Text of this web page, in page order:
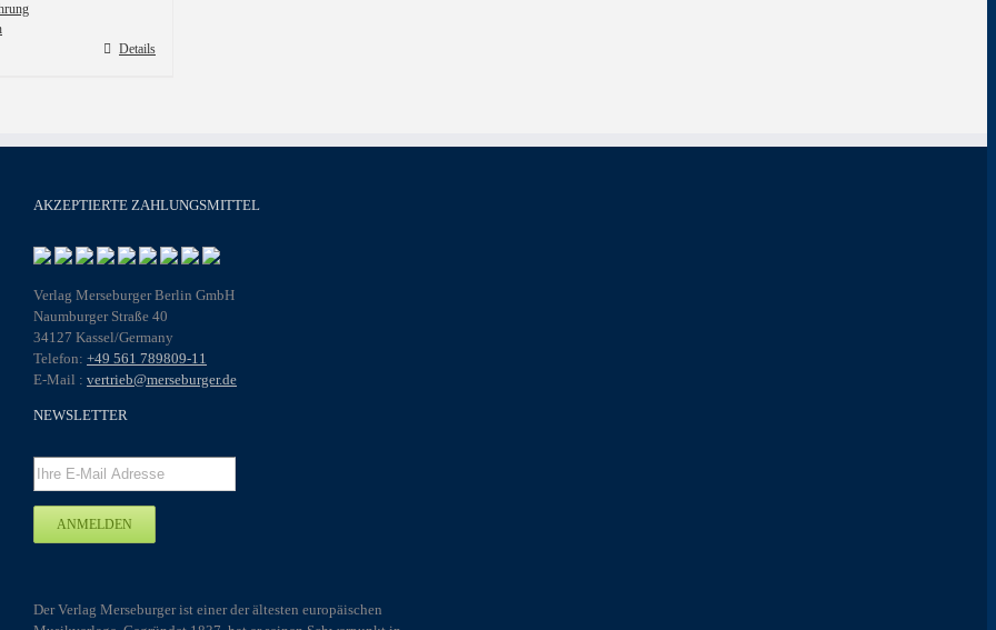
Details
AKZEPTIERTE ZAHLUNGSMITTEL
Verlag Merseburger Berlin GmbH
Naumburger Straße 40
34127 Kassel/Germany
Telefon: +49 561 789809-11
E-Mail : vertrieb@merseburger.de
NEWSLETTER
Der Verlag Merseburger ist einer der ältesten europäischen